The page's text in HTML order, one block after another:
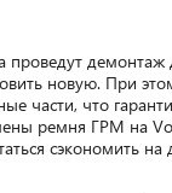
проведут
новую. При
части, что
ремня ГРМ на
сэкономить